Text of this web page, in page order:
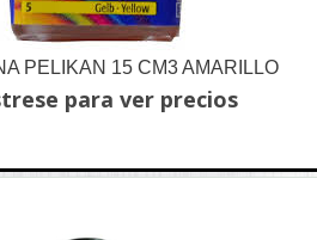
PELIKAN 15 CM3 AMARILLO
para ver precios